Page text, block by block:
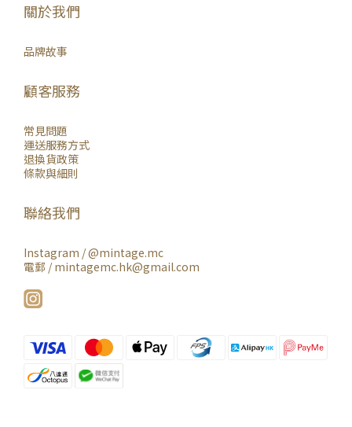
關於我們
品牌故事
顧客服務
常見問題
運送服務方式
退換貨政策
條款與細則
聯絡我們
Instagram /@mintage.mc
電郵 / mintagemc.hk@gmail.com